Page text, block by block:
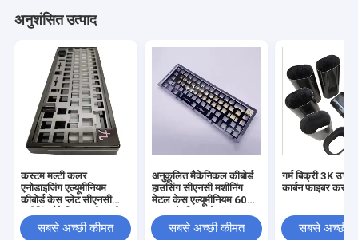
अनुशंसित उत्पाद
कस्टम मल्टी कलर
एनोडाइजिंग एल्यूमीनियम
कीबोर्ड केस प्लेट सीएनसी
कीबोर्डसबसे अच्छी कीमत
अनुकूलित मैकेनिकल कीबोर्ड
हाउसिंग सीएनसी मशीनिंग
मेटल केस एल्यूमीनियम 60%
मैकेनिकल कीबोर्ड प्लेट
सबसे अच्छी कीमत
गर्म बिक्री 3K उच्च
कार्बन फाइबर कस्टम
सबसे अच्छी